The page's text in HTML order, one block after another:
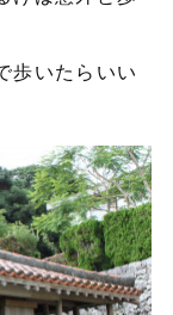
歩いたらいい